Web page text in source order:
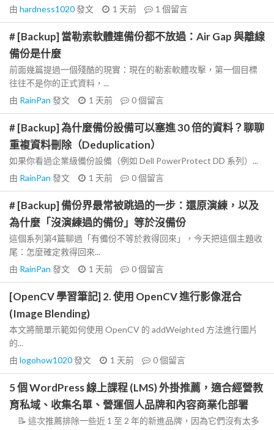
由 hardness1020發文 1 天前 1 個留言
# [Backup] 當勒索軟體連備份都不放過：Air Gap 與離線
備份是什麼
前面幾篇提過一個殘酷的現實：現在的勒索軟體攻擊，第一個目標
往往不是你的正式資料，...
由 RainPan 發文 1 天前 0個留言
# [Backup] 為什麼備份設備可以塞進 30 倍的資料？聊聊
重複資料刪除（Deduplication）
如果你看過企業級備份設備（例如 Dell PowerProtect DD 系列）...
由 RainPan 發文 1 天前 0個留言
# [Backup] 備份界最常被跳過的一步：還原演練，以及
為什麼「沒演練過的備份」等於沒備份
這個系列第4篇聊過「有備份不等於救得回來」，今天把這個主題收
尾：怎麼確定救得回來...
由 RainPan 發文 1 天前 0個留言
[OpenCV 學習筆記] 2. 使用 OpenCV 進行影像混合
(Image Blending)
本文將簡單示範如何使用 OpenCV 的 addWeighted 方法進行圖片
的...
由 logohow1020發文 1 天前 0個留言
5 個 WordPress 線上課程 (LMS) 外掛推薦，適合經營教
育私域、收集名單、營運個人品牌和內容商業化部署
📝 這次推薦排除一些近 1 至 2 年的新進品牌，因為它們沒有太多